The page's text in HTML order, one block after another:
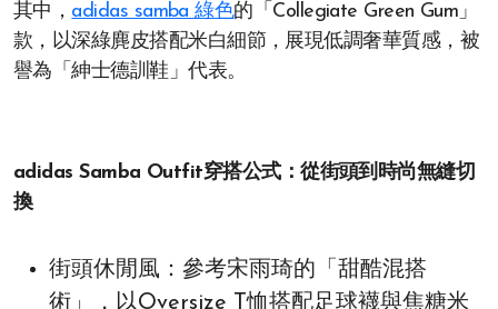
其中， adidas samba 綠色的「Collegiate Green Gum」
款，以深綠麂皮搭配米白細節，展現低調奢華質感，被
譽為「紳士德訓鞋」代表。
adidas Samba Outfit穿搭公式：從街頭到時尚無縫切
換
街頭休閒風：參考宋雨琦的「甜酷混搭
術」，以Oversize T恤搭配足球襪與焦糖米